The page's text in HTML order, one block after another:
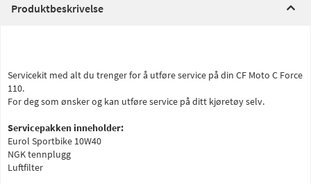
Produktbeskrivelse
Servicekit med alt du trenger for å utføre service på din CF Moto C Force
110.
For deg som ønsker og kan utføre service på ditt kjøretøy selv.
Servicepakken inneholder:
Eurol Sportbike 10W40
NGK tennplugg
Luftfilter